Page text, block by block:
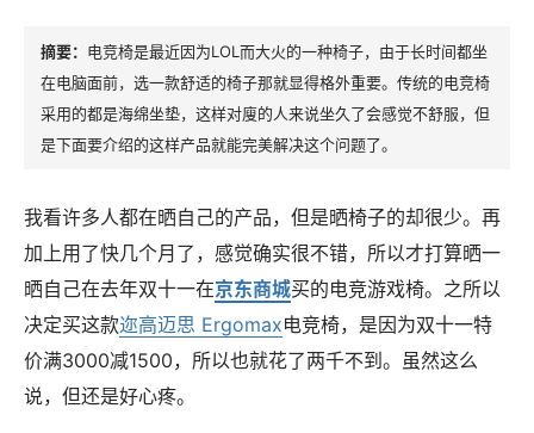
电竞椅是最近因为LOL而大火的一种椅子，由于长时间都坐
在电脑面前，选一款舒适的椅子那就显得格外重要。传统的电竞椅
采用的都是海绵坐垫，这样对廋的人来说坐久了会感觉不舒服，但
是下面要介绍的这样产品就能完美解决这个问题了。
我看许多人都在晒自己的产品，但是晒椅子的却很少。再
加上用了快几个月了，感觉确实很不错，所以才打算晒一
晒自己在去年双十一在京东商城买的电竞游戏椅。之所以
决定买这款迩高迈思 Ergomax电竞椅，是因为双十一特
价满3000减1500，所以也就花了两千不到。虽然这么
说，但还是好心疼。